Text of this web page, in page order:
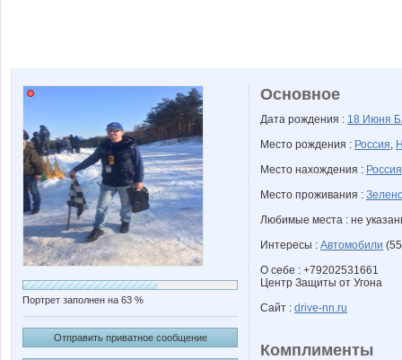
Портрет заполнен на 63 %
Отправить приватное сообщение
Основное
Дата рождения : 18 Июня
Место рождения : Россия,
Место нахождения : Россия
Место проживания :
Любимые места : не
Интересы : Автомобили
О себе : +79202531661
Центр Защиты от Угона
Сайт : drive-nn.ru
Комплименты